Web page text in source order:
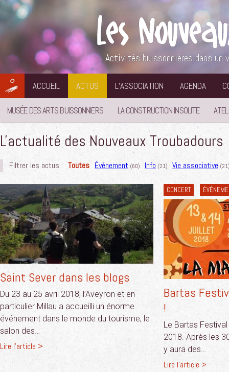
Aller
au
contenu
Activités buissonnières dans
ACCUEIL ACTUS L’ASSOCIATION AGENDA
MUSÉE DES ARTS BUISSONNIERS LA CONSTRUCTION INSOLITE
L'actualité des Nouveaux Troubadours
Filtrer les actus : Toutes Événement (60) Info (21) Vie associative
Saint Sever dans les blogs
Du 23 au 25 avril 2018, l’Aveyron et en
particulier Millau a accueilli un énorme
événement dans le monde du tourisme, le
salon des…
Lire l'article >
CONCERT
Bartas
!
Le Bartas
2018. Après les
y aura des…
Lire l'article >